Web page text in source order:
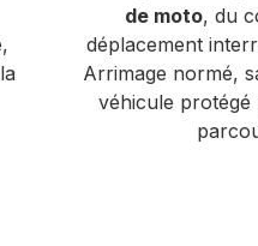
de moto, du
déplacement
Arrimage normé,
véhicule protégé